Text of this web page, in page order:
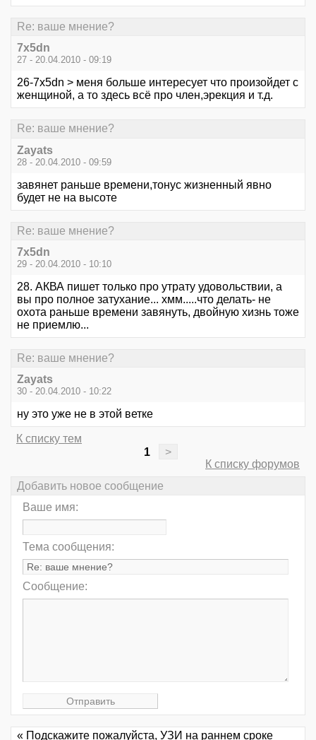
Re: ваше мнение?
7x5dn
27 - 20.04.2010 - 09:19
26-7x5dn > меня больше интересует что произойдет с
женщиной, а то здесь всё про член,эрекция и т.д.
Re: ваше мнение?
Zayats
28 - 20.04.2010 - 09:59
завянет раньше времени,тонус жизненный явно
будет не на высоте
Re: ваше мнение?
7x5dn
29 - 20.04.2010 - 10:10
28. АКВА пишет только про утрату удовольствии, а
вы про полное затухание... хмм.....что делать- не
охота раньше времени завянуть, двойную хизнь тоже
не приемлю...
Re: ваше мнение?
Zayats
30 - 20.04.2010 - 10:22
ну это уже не в этой ветке
К списку тем
1
>
К списку форумов
Добавить новое сообщение
Ваше имя:
Тема сообщения:
Сообщение:
« Подскажите пожалуйста, УЗИ на раннем сроке